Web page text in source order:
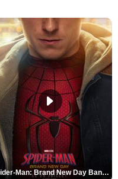
Spider-Man: Brand New Day Bande-annonce VO STFR